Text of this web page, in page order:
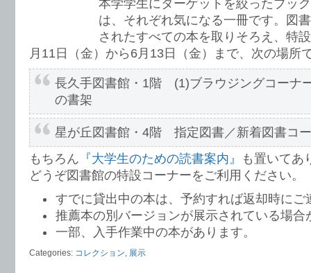
本学学生にターゲットを絞ったブッ
は、それぞれ気になる一冊です。図
されたすべての本を取りそろえ、特
月11日（金）から6月13日（金）まで、次の場所
長久手図書館・1階 (1)ブラウジングコーナ
の書架
星が丘図書館・4階 指定図書／新着図書コ
もちろん 『大学生のための読書案内』
も置いてあ
どうぞ図書館の特設コーナーをご利用ください。
すでに貸出中の本は、予約すれば返却時にご
推薦本の別バージョンが展示されている場合
一部、入手作業中の本があります。
Categories: コレクション, 展示